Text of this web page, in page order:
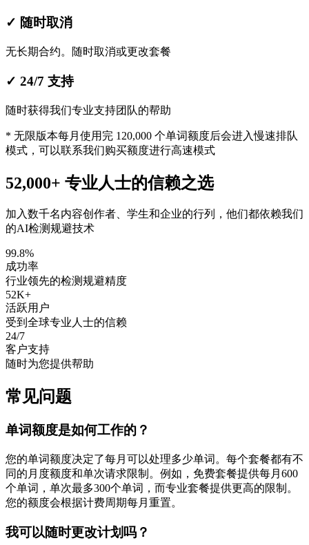
✓ 随时取消
无长期合约。随时取消或更改套餐
✓ 24/7 支持
随时获得我们专业支持团队的帮助
* 无限版本每月使用完 120,000 个单词额度后会进入慢速排队
模式，可以联系我们购买额度进行高速模式
52,000+ 专业人士的信赖之选
加入数千名内容创作者、学生和企业的行列，他们都依赖我们
的AI检测规避技术
99.8%
成功率
行业领先的检测规避精度
52K+
活跃用户
受到全球专业人士的信赖
24/7
客户支持
随时为您提供帮助
常见问题
单词额度是如何工作的？
您的单词额度决定了每月可以处理多少单词。每个套餐都有不
同的月度额度和单次请求限制。例如，免费套餐提供每月600
个单词，单次最多300个单词，而专业套餐提供更高的限制。
您的额度会根据计费周期每月重置。
我可以随时更改计划吗？